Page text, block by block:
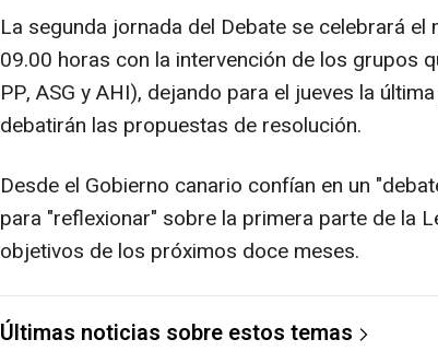
La segunda jornada del Debate se celebrará
09.00 horas con la intervención de los grupos
PP, ASG y AHI), dejando para el jueves la
debatirán las propuestas de resolución.
Desde el Gobierno canario confían en un
para "reflexionar" sobre la primera parte de la
objetivos de los próximos doce meses.
Últimas noticias sobre estos temas